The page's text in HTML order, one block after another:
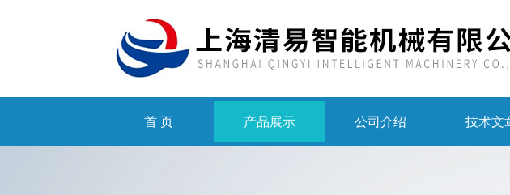
首 页 产品展示 公司介绍 技术文